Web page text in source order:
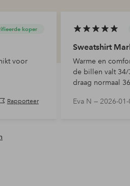
koper
voor
Rapporteer
Sweatshirt
Warme en
de billen valt
draag normaal
Eva N — 2026-